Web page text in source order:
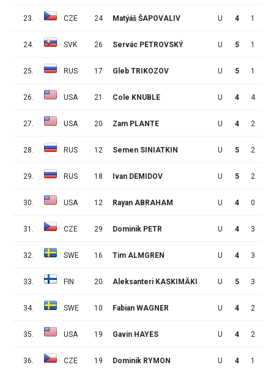
23. CZE 24 Matýáš ŠAPOVALIV U 4 1
24. SVK 26 Servác PETROVSKÝ U 5 1
25. RUS 17 Gleb TRIKOZOV U 5 1
26. USA 21 Cole KNUBLE U 4 4
27. USA 20 Zam PLANTE U 4 2
28. RUS 12 Semen SINIATKIN U 5 2
29. RUS 18 Ivan DEMIDOV U 5 2
30. USA 12 Rayan ABRAHAM U 4 0
31. CZE 29 Dominik PETR U 4 3
32. SWE 16 Tim ALMGREN U 4 3
33. FIN 20 Aleksanteri KASKIMÄKI U 5 3
34. SWE 10 Fabian WAGNER U 4 2
35. USA 19 Gavin HAYES U 4 2
36. CZE 19 Dominik RYMON U 4 1